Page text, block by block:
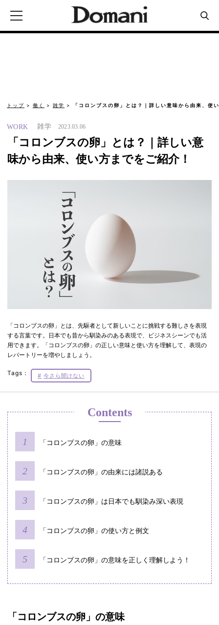
トップ 働く 雑学 「コロンブスの卵」とは？｜詳しい意味から由来、使
WORK 雑学 2023.03.06
「コロンブスの卵」とは？｜詳しい意
味から由来、使い方までをご紹介！
「コロンブスの卵」とは、先駆者として新しいことに挑戦する難しさを表現
する言葉です。日本でも昔から馴染みのある表現で、ビジネスシーンでも活
用できます。「コロンブスの卵」の正しい意味と使い方を理解して、表現の
レパートリーを増やしましょう。
Tags： 今さら聞けない
Contents
「コロンブスの卵」の意味
「コロンブスの卵」の由来には諸説ある
「コロンブスの卵」は日本でも馴染み深い表現
「コロンブスの卵」の使い方と例文
「コロンブスの卵」の意味を正しく理解しよう！
「コロンブスの卵」の意味